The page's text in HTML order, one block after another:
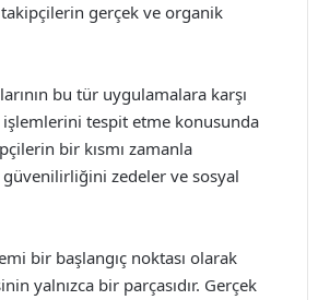
gerçek ve organik
bu tür uygulamalara karşı
işlemlerini tespit etme konusunda
bir kısmı zamanla
güvenilirliğini zedeler ve sosyal
bir başlangıç noktası olarak
yalnızca bir parçasıdır. Gerçek